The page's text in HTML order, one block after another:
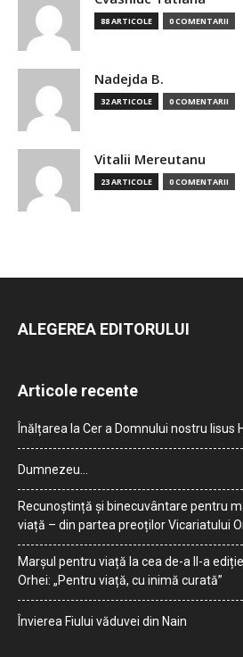
88 ARTICOLE 0 COMENTARII
Nadejda B.
32 ARTICOLE 0 COMENTARII
Vitalii Mereutanu
23 ARTICOLE 0 COMENTARII
ALEGEREA EDITORULUI
Articole recente
Înălțarea la Cer a Domnului nostru Iisus
Dumnezeu…
Recunoștință și binecuvântare pentru
viață – din partea preoților Vicariatului
Marșul pentru viață la cea de-a II-a
Orhei: „Pentru viață, cu inimă curată”
Învierea Fiului văduvei din Nain